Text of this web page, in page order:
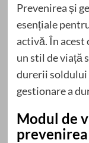
Prevenirea și
esențiale
activă. În acest
un stil de viață
durerii soldului
gestionare a
Modul de